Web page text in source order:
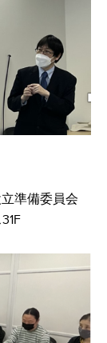
準備委員会​